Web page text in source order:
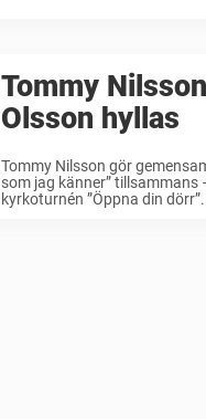
Tommy
Olsson hyllas
Tommy Nilsson gör
som jag känner” tillsammans
kyrkoturnén ”Öppna din